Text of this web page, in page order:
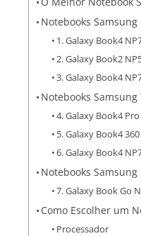
Notebooks
1. Galaxy Book4
2. Galaxy Book2
3. Galaxy Book4
Notebooks
4. Galaxy Book4 Pro
5. Galaxy Book4
6. Galaxy Book4
Notebooks Samsung
7. Galaxy Book Go
Como Escolher um
Processador